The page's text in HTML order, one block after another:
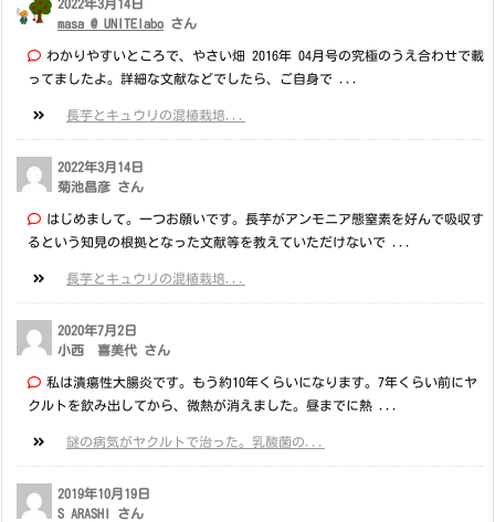
2022年3月14日
masa @ UNITElabo さん
わかりやすいところで、やさい畑 2016年 04月号の究極のうえ合わせで載
ってましたよ。詳細な文献などでしたら、ご自身で ...
長芋とキュウリの混植栽培...
2022年3月14日
菊池昌彦 さん
はじめまして。一つお願いです。長芋がアンモニア態窒素を好んで吸収す
るという知見の根拠となった文献等を教えていただけないで ...
長芋とキュウリの混植栽培...
2020年7月2日
小西 喜美代 さん
私は潰瘍性大腸炎です。もう約10年くらいになります。7年くらい前にヤ
クルトを飲み出してから、微熱が消えました。昼までに熱 ...
謎の病気がヤクルトで治った。乳酸菌の...
2019年10月19日
S ARASHI さん